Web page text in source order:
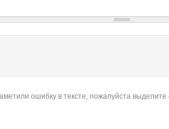
ошибку в тексте, пожалуйста